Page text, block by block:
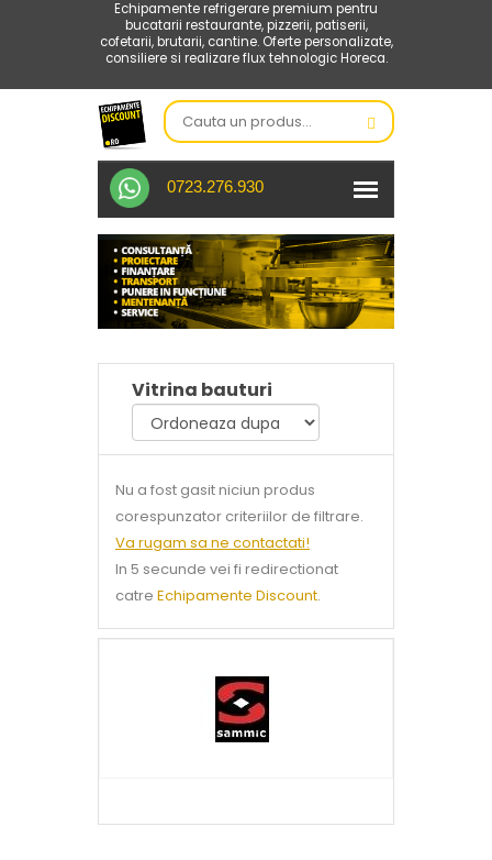
Echipamente refrigerare premium pentru
bucatarii restaurante, pizzerii, patiserii,
cofetarii, brutarii, cantine. Oferte personalizate,
consiliere si realizare flux tehnologic Horeca.
0723.276.930
Vitrina bauturi
Nu a fost gasit niciun produs
corespunzator criteriilor de filtrare.
Va rugam sa ne contactati!
In 5 secunde vei fi redirectionat
catre Echipamente Discount.